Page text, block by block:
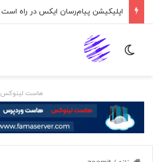
اپلیکیشن پیام‌رسان ایکس در راه است
تغییر پوسته
هاست لینوکس